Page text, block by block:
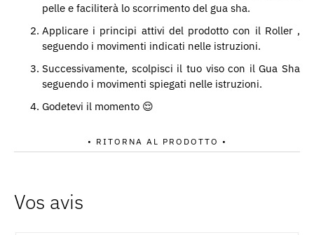
pelle e faciliterà lo scorrimento del gua sha.
Applicare i principi attivi del prodotto con il Roller ,
seguendo i movimenti indicati nelle istruzioni.
Successivamente, scolpisci il tuo viso con il Gua Sha
seguendo i movimenti spiegati nelle istruzioni.
Godetevi il momento 😌
• RITORNA AL PRODOTTO •